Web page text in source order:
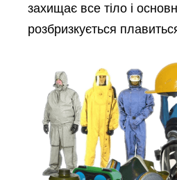
захищає все тіло і
розбризкується